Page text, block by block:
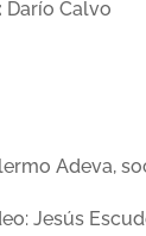
Darío Calvo
Adeva,
Jesús